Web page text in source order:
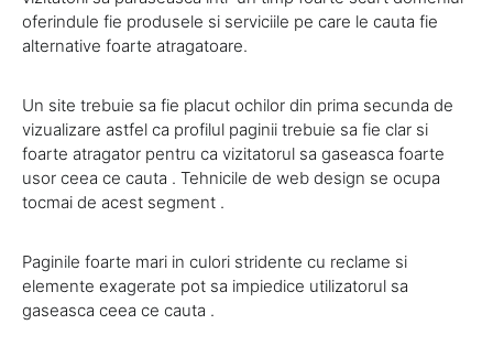
oferindule fie produsele si serviciile pe care le cauta fie
alternative foarte atragatoare.
Un site trebuie sa fie placut ochilor din prima secunda de
vizualizare astfel ca profilul paginii trebuie sa fie clar si
foarte atragator pentru ca vizitatorul sa gaseasca foarte
usor ceea ce cauta . Tehnicile de web design se ocupa
tocmai de acest segment .
Paginile foarte mari in culori stridente cu reclame si
elemente exagerate pot sa impiedice utilizatorul sa
gaseasca ceea ce cauta .